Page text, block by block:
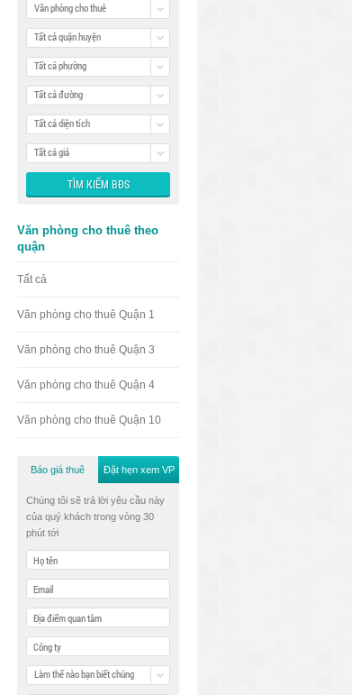
Văn phòng cho thuê
Tất cả quận huyện
Tất cả phường
Tất cả đường
Tất cả diện tích
Tất cả giá
Văn phòng cho thuê theo
quận
Tất cả
Văn phòng cho thuê Quận 1
Văn phòng cho thuê Quận 3
Văn phòng cho thuê Quận 4
Văn phòng cho thuê Quận 10
Báo giá thuê Đặt hẹn xem VP
Chúng tôi sẽ trả lời yêu cầu này
của quý khách trong vòng 30
phút tới
Làm thế nào bạn biết chúng